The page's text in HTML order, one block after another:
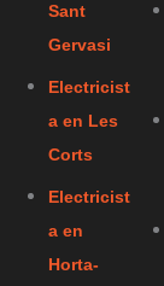
Sant
Gervasi
Electricist
a en Les
Corts
Electricist
a en
Horta-